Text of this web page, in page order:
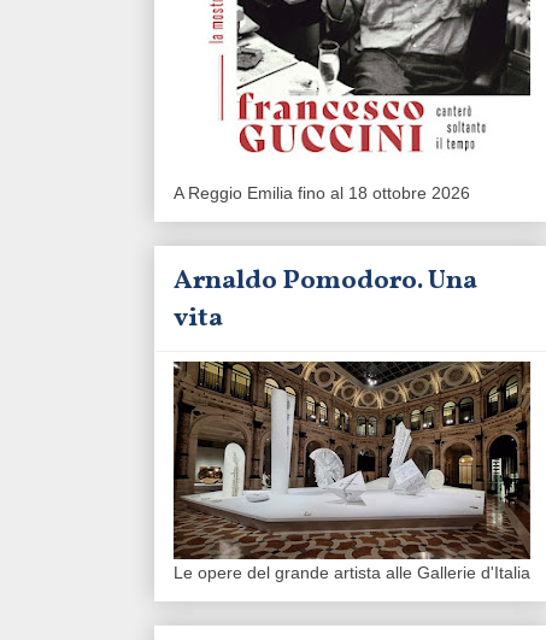
A Reggio Emilia fino al 18 ottobre 2026
Arnaldo Pomodoro. Una
vita
Le opere del grande artista alle Gallerie d'Italia